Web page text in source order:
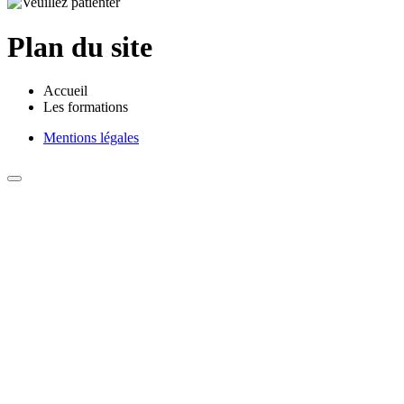
Plan du site
Accueil
Les formations
Mentions légales